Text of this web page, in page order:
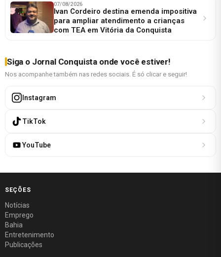
07/08/2026
Ivan Cordeiro destina emenda impositiva
para ampliar atendimento a crianças
com TEA em Vitória da Conquista
Siga o Jornal Conquista onde você estiver!
Nos acompanhe também nas redes sociais. É só clicar e seguir!
Instagram
TikTok
YouTube
SEÇÕES
Notícias
Emprego
Bahia
Entretenimento
Publicações